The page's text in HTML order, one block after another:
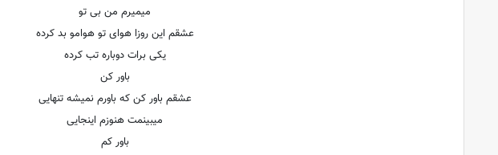
میمیرم من بی تو
عشقم این روزا هوای تو هوامو بد کرده
یکی برات دوباره تب کرده
باور کن
عشقم باور کن که باورم نمیشه تنهایی
میبینمت هنوزم اینجایی
باور کم